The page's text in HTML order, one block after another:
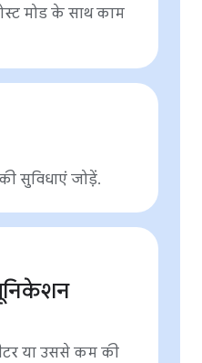
मोड के साथ काम
सुविधाएं जोड़ें.
या उससे कम की